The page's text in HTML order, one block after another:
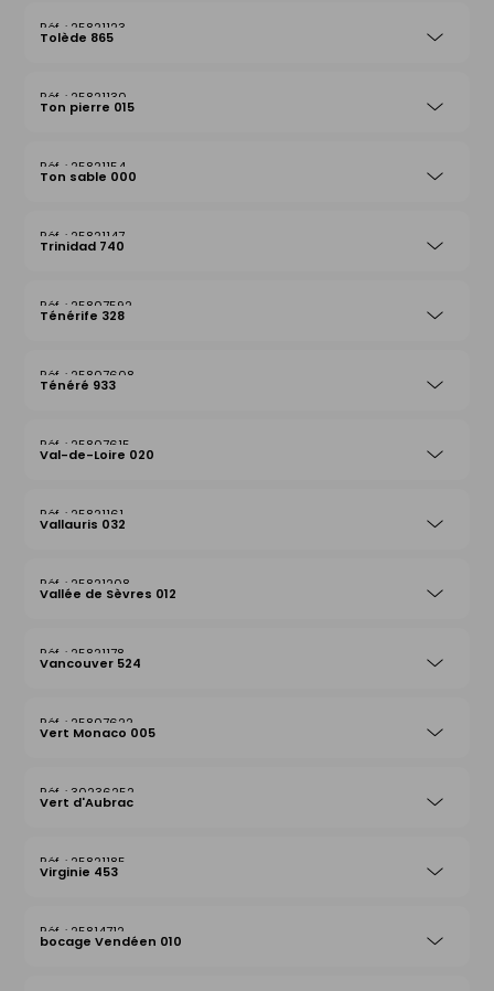
25821123
Tolède 865
25821130
Ton pierre 015
25821154
Ton sable 000
25821147
Trinidad 740
25807592
Ténérife 328
25807608
Ténéré 933
25807615
Val-de-Loire 020
25821161
Vallauris 032
25821208
Vallée de Sèvres 012
25821178
Vancouver 524
25807622
Vert Monaco 005
30236252
Vert d'Aubrac
25821185
Virginie 453
25814712
bocage Vendéen 010